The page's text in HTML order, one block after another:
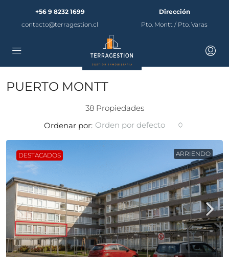
+56 9 8232 1699
contacto@terragestion.cl
Dirección
Pto. Montt / Pto. Varas
PUERTO MONTT
38 Propiedades
Ordenar por: Orden por defecto
DESTACADOS ARRIENDO